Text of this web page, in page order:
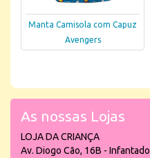
Manta Camisola com Capuz
Avengers
As nossas Lojas
LOJA DA CRIANÇA
Av. Diogo Cão, 16B - Infantado